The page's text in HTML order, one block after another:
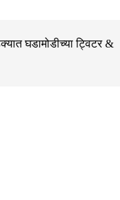
घडामोडीच्याट्विटर &